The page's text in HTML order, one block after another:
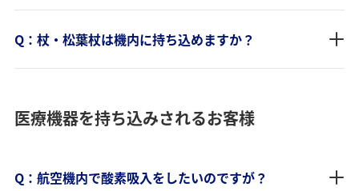
Q：杖・松葉杖は機内に持ち込めますか？
医療機器を持ち込みされるお客様
Q：航空機内で酸素吸入をしたいのですが？